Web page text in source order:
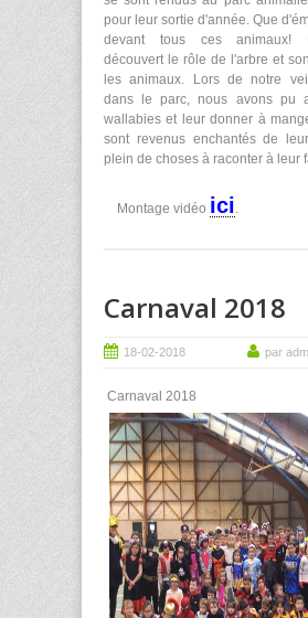
pour leur sortie d'année. Que
devant tous ces animaux!
découvert le rôle de l'arbre et
les animaux. Lors de notre
dans le parc, nous avons pu
wallabies et leur donner à
sont revenus enchantés de
plein de choses à raconter à leur
Montage vidéo ici
Carnaval 2018
18-02-2018 par
Carnaval 2018